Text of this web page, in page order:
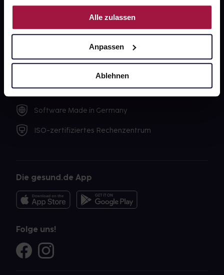
Nutzung der Dienste gesammelt haben.
Alle zulassen
Anpassen
Ablehnen
Freie Wahl der Apotheke
Sicher einkaufen
SSL-Verschlüsselung
Software Made in Germany
ISO-zertifiziertes Rechenzentrum
Die gesund.de App
Folge uns!